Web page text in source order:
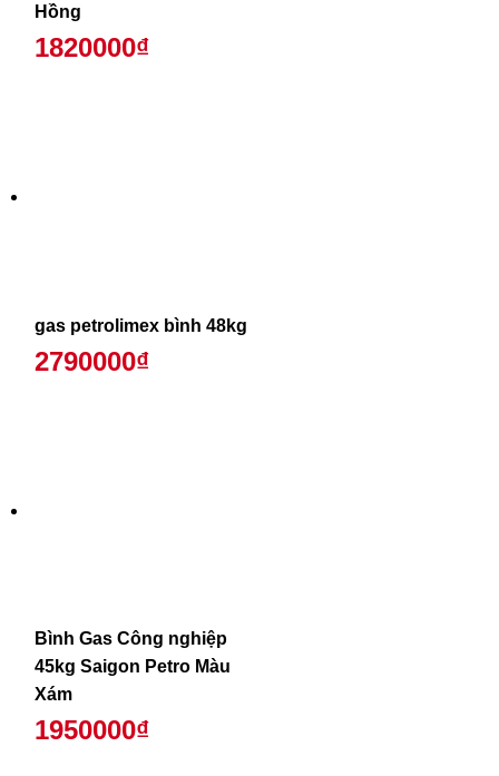
Hồng
1820000₫
gas petrolimex bình 48kg
2790000₫
Bình Gas Công nghiệp
45kg Saigon Petro Màu
Xám
1950000₫